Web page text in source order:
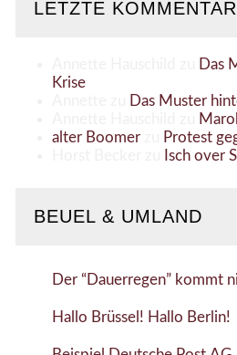
LETZTE
Das
Krise
Das Muster
alter Boomerzu
Protest
Isch over
BEUEL & UMLAND
Der “Dauerregen” kommt
Hallo Brüssel! Hallo Berlin!